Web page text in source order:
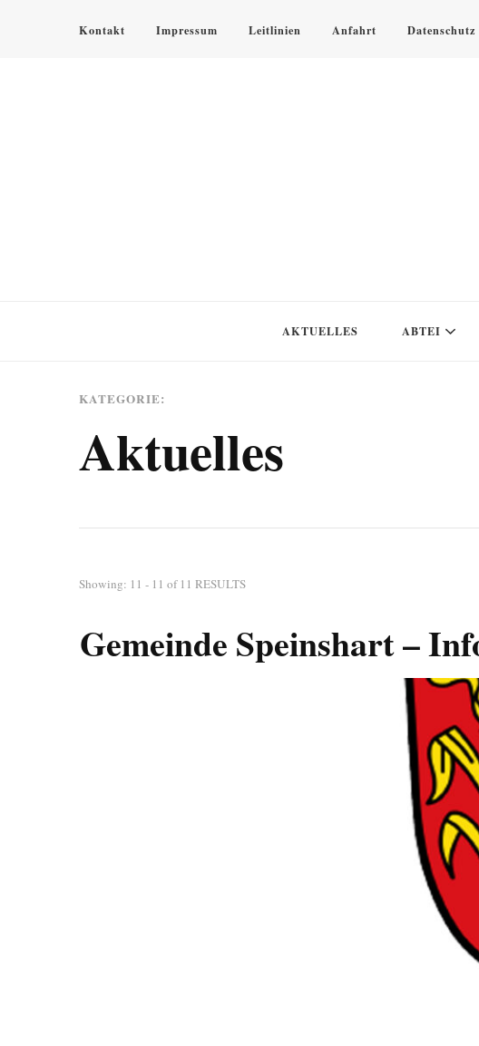
Kontakt Impressum Leitlinien Anfahrt Datenschutz
AKTUELLES ABTEI
KATEGORIE:
Aktuelles
Showing: 11 - 11 of 11 RESULTS
Gemeinde Speinshart –